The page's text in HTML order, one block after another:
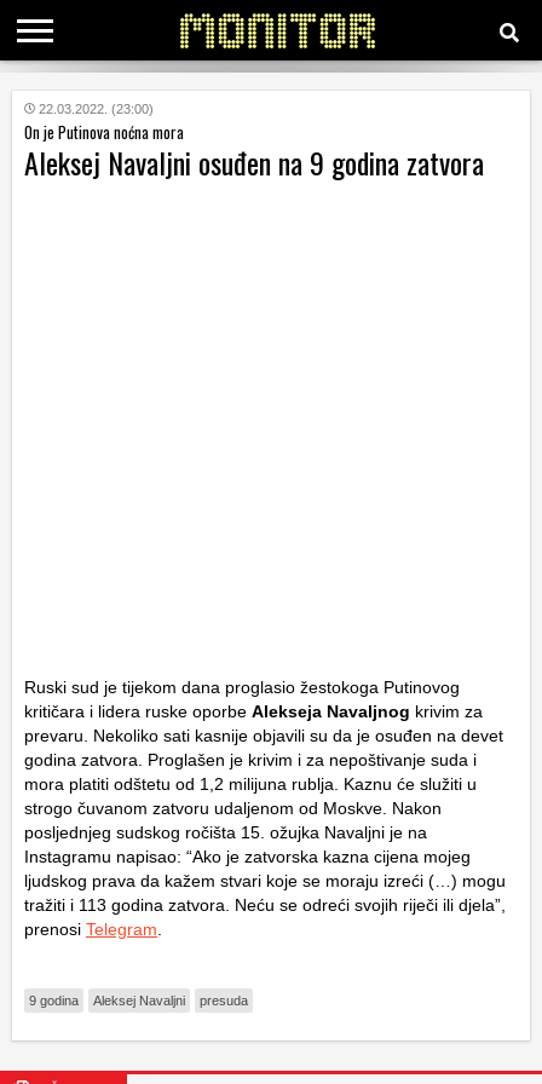
KATEGORIJE
HRVATSKI
22.03.2022. (23:00)
On je Putinova noćna mora
Aleksej Navaljni osuđen na 9 godina zatvora
Ruski sud je tijekom dana proglasio žestokoga Putinovog
kritičara i lidera ruske oporbe Alekseja Navaljnog krivim za
prevaru. Nekoliko sati kasnije objavili su da je osuđen na devet
godina zatvora. Proglašen je krivim i za nepoštivanje suda i
mora platiti odštetu od 1,2 milijuna rublja. Kaznu će služiti u
strogo čuvanom zatvoru udaljenom od Moskve. Nakon
posljednjeg sudskog ročišta 15. ožujka Navaljni je na
Instagramu napisao: “Ako je zatvorska kazna cijena mojeg
ljudskog prava da kažem stvari koje se moraju izreći (…) mogu
tražiti i 113 godina zatvora. Neću se odreći svojih riječi ili djela”,
prenosi Telegram
9 godina Aleksej Navaljni presuda